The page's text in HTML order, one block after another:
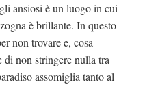
ansiosi è un luogo in cui
è brillante. In questo
non trovare e, cosa
di non stringere nulla tra
assomiglia tanto al